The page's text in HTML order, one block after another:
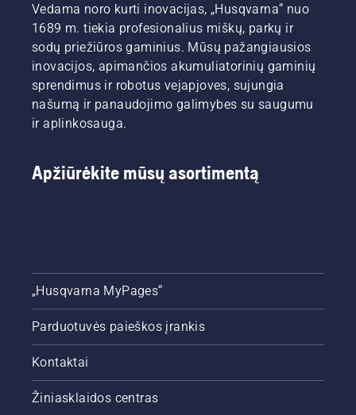
Vedama noro kurti inovacijas, „Husqvarna“ nuo
1689 m. tiekia profesionalius miškų, parkų ir
sodų priežiūros gaminius. Mūsų pažangiausios
inovacijos, apimančios akumuliatorinių gaminių
sprendimus ir robotus vejapjoves, sujungia
našumą ir panaudojimo galimybes su saugumu
ir aplinkosauga.
Apžiūrėkite mūsų asortimentą
„Husqvarna MyPages“
Parduotuvės paieškos įrankis
Kontaktai
Žiniasklaidos centras